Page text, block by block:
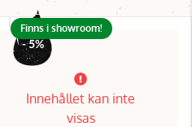
- 5%
Innehållet kan inte
visas
Finns i showroom!